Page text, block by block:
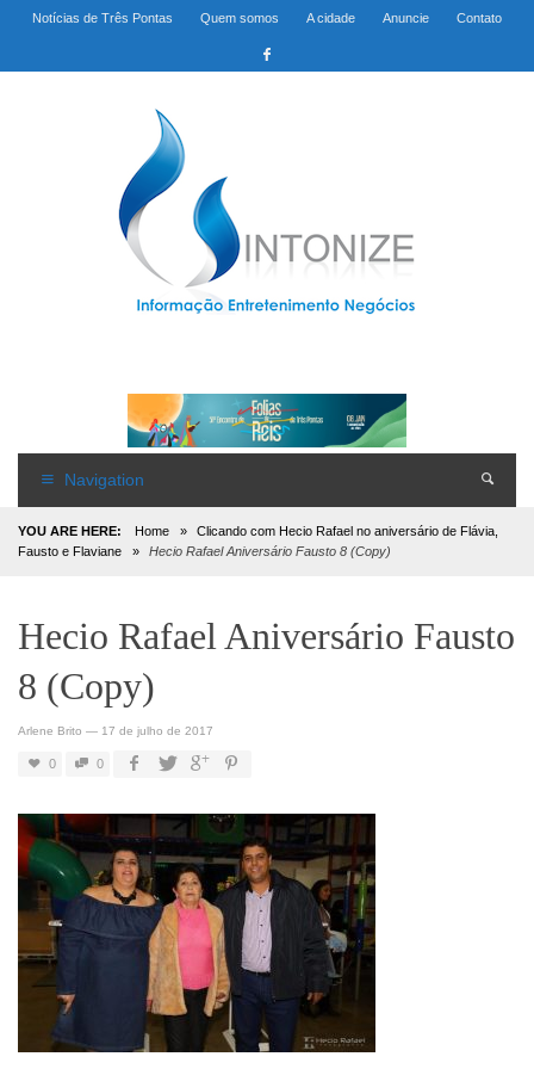
Notícias de Três Pontas Quem somos A cidade Anuncie Contato
Navigation
YOU ARE HERE: Home »
Clicando com Hecio Rafael no aniversário de Flávia,
Fausto e Flaviane
» Hecio Rafael Aniversário Fausto 8 (Copy)
Hecio Rafael Aniversário Fausto
8 (Copy)
Arlene Brito — 17 de julho de 2017
0 0